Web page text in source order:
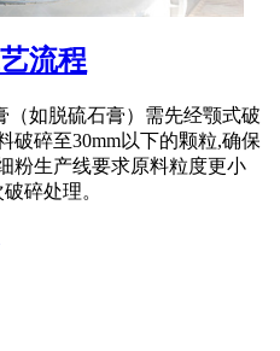
流程
（如脱硫石膏）需先经颚式破
破碎至30mm以下的颗粒,确保
粉生产线要求原料粒度更小
碎处理。